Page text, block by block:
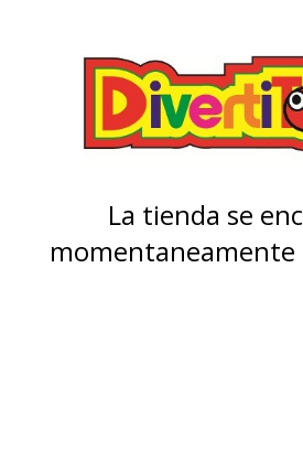
La tienda se
momentaneamente